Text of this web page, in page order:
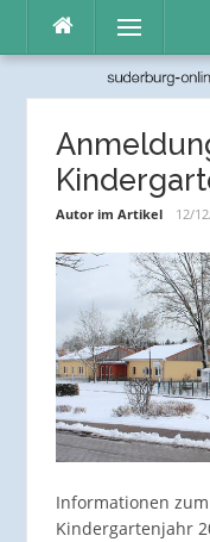
Inhalt
Menü
Autor im Artikel 12/
Informationen
Kindergartenjahr